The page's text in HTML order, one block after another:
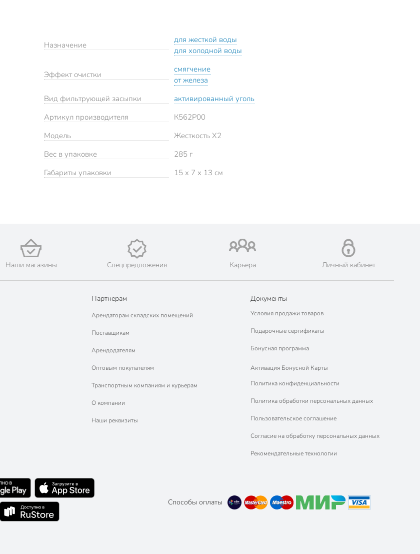
Назначение
для жесткой воды
для холодной воды
Эффект очистки
смягчение
от железа
Вид фильтрующей засыпки
активированный уголь
Артикул производителя
К562Р00
Модель
Жесткость Х2
Вес в упаковке
285 г
Габариты упаковки
15 x 7 x 13 см
Наши магазины Спецпредложения Карьера Личный кабинет
Партнерам
Арендаторам складских помещений
Поставщикам
Арендодателям
Оптовым покупателям
Транспортным компаниям и курьерам
О компании
Наши реквизиты
Документы
Условия продажи товаров
Подарочные сертификаты
Бонусная программа
Активация Бонусной Карты
Политика конфиденциальности
Политика обработки персональных данных
Пользовательское соглашение
Согласие на обработку персональных данных
Рекомендательные технологии
Способы оплаты